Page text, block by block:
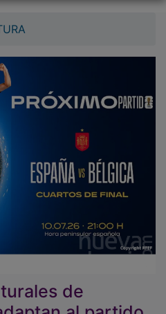
de
al partido